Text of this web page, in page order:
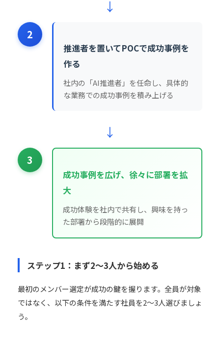
↓
2
推進者を置いてPOCで成功事例を
作る
社内の「AI推進者」を任命し、具体的
な業務での成功事例を積み上げる
↓
3
成功事例を広げ、徐々に部署を拡
大
成功体験を社内で共有し、興味を持っ
た部署から段階的に展開
ステップ1：まず2〜3人から始める
最初のメンバー選定が成功の鍵を握ります。全員が対象
ではなく、以下の条件を満たす社員を2〜3人選びましょ
う。